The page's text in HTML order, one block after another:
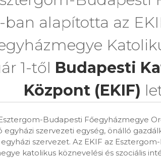
ban alapította az
1-től Budapesti
Központ (EKIF)
Budapesti Főegyházmegye
egyházi szervezeti egység, önálló
szervezet. Az EKIF az
katolikus köznevelési és szociális